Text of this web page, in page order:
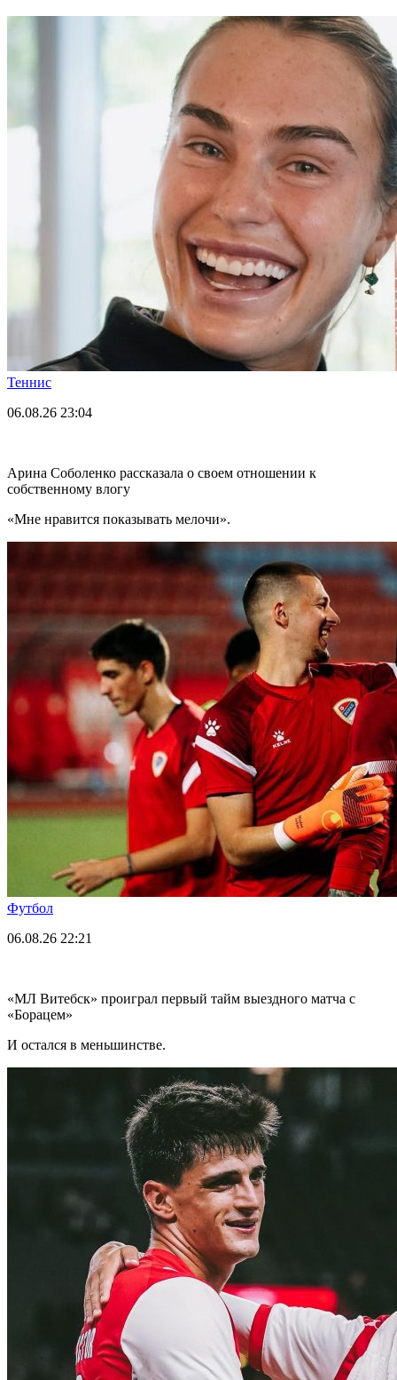
Теннис
06.08.26 23:04
Арина Соболенко рассказала о своем отношении к
собственному влогу
«Мне нравится показывать мелочи».
Футбол
06.08.26 22:21
«МЛ Витебск» проиграл первый тайм выездного матча с
«Борацем»
И остался в меньшинстве.